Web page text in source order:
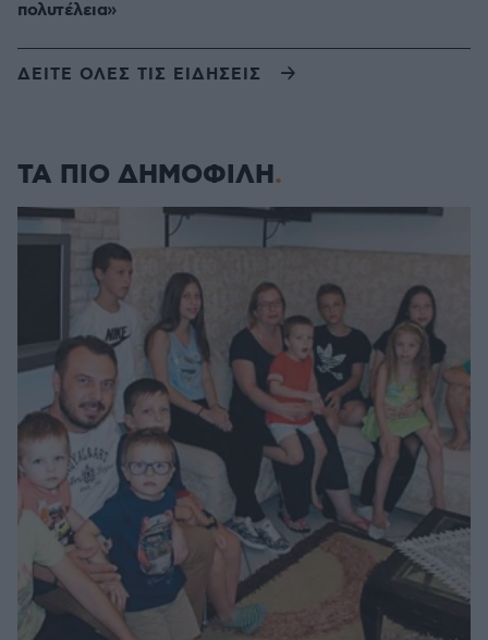
πολυτέλεια»
ΔΕΙΤΕ ΟΛΕΣ ΤΙΣ ΕΙΔΗΣΕΙΣ
ΤΑ ΠΙΟ ΔΗΜΟΦΙΛΗ